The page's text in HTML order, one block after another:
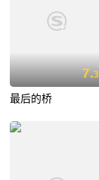
7.3
最后的桥